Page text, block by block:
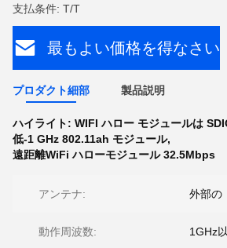
支払条件: T/T
最もよい価格を得なさい
プロダクト細部 製品説明
ハイライト: WIFI ハロー モジュールは
低-1 GHz 802.11ah モジュール,
遠距離WiFi ハローモジュール 32.5Mbps
アンテナ: 外部の
動作周波数: 1GHz